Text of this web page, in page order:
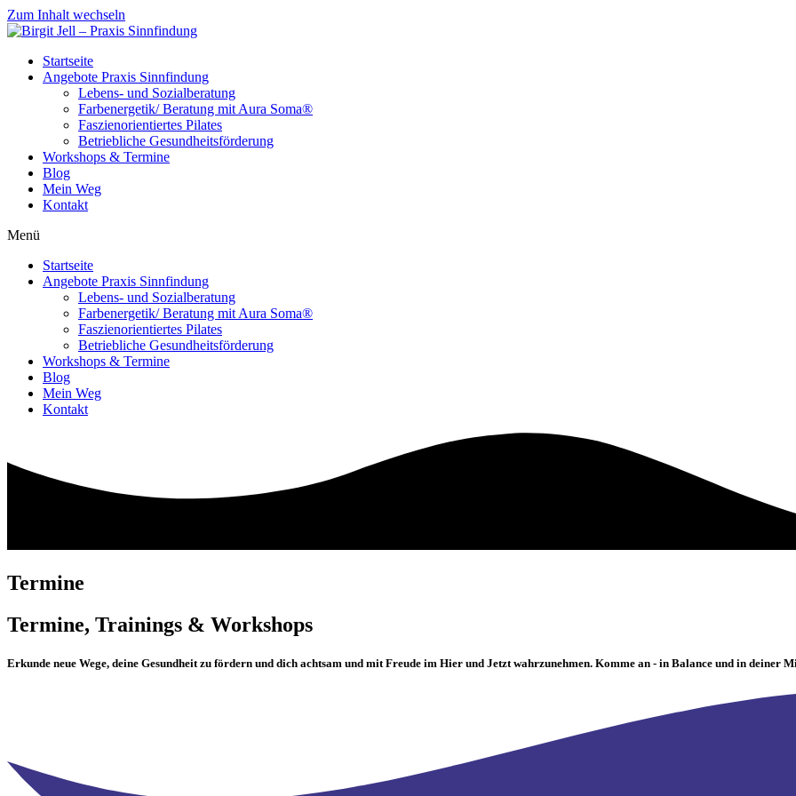
Zum Inhalt wechseln
Startseite
Angebote Praxis Sinnfindung
Lebens- und Sozialberatung
Farbenergetik/ Beratung mit Aura Soma®
Faszienorientiertes Pilates
Betriebliche Gesundheitsförderung
Workshops & Termine
Blog
Mein Weg
Kontakt
Menü
Startseite
Angebote Praxis Sinnfindung
Lebens- und Sozialberatung
Farbenergetik/ Beratung mit Aura Soma®
Faszienorientiertes Pilates
Betriebliche Gesundheitsförderung
Workshops & Termine
Blog
Mein Weg
Kontakt
Termine
Termine, Trainings & Workshops
Erkunde neue Wege, deine Gesundheit zu fördern und dich achtsam und mit Freude im Hier und Jetzt wahrzunehmen. Komme an - in Balance und in deiner